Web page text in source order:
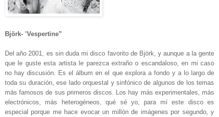
Björk- “Vespertine”
Del año 2001, es sin duda mi disco favorito de Björk, y aunque a la gente
que le guste esta artista le parezca extraño o escandaloso, en mi caso
no hay discusión. Es el álbum en el que explora a fondo y a lo largo de
toda su duración, ese lado orquestal y sinfónico de algunos de los temas
más famosos de sus primeros discos. Los hay más experimentales, más
electrónicos, más heterogéneos, qué sé yo, para mí este disco es
especial porque me hace evocar un millón de imágenes por segundo, y